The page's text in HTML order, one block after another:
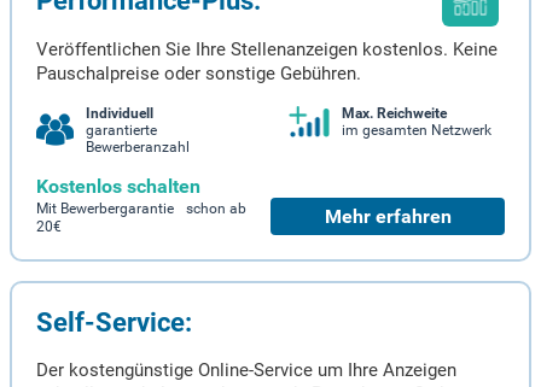
Veröffentlichen Sie Ihre Stellenanzeigen kostenlos. Keine
Pauschalpreise oder sonstige Gebühren.
Individuell
garantierte
Bewerberanzahl
Max. Reichweite
im gesamten Netzwerk
Kostenlos schalten
Mit Bewerbergarantie schon ab
20€
Mehr erfahren
Self-Service:
Der kostengünstige Online-Service um Ihre Anzeigen